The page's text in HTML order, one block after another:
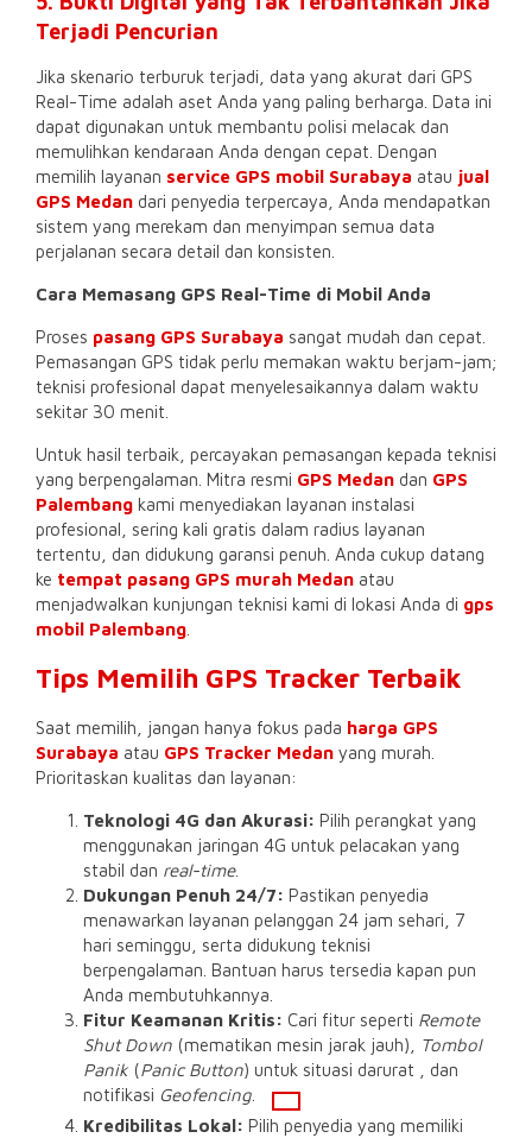
Terjadi Pencurian
Jika skenario terburuk terjadi, data yang akurat dari GPS
Real-Time adalah aset Anda yang paling berharga. Data ini
dapat digunakan untuk membantu polisi melacak dan
memulihkan kendaraan Anda dengan cepat. Dengan
memilih layanan service GPS mobil Surabaya atau jual
GPS Medan dari penyedia terpercaya, Anda mendapatkan
sistem yang merekam dan menyimpan semua data
perjalanan secara detail dan konsisten.
Cara Memasang GPS Real-Time di Mobil Anda
Proses pasang GPS Surabaya sangat mudah dan cepat.
Pemasangan GPS tidak perlu memakan waktu berjam-jam;
teknisi profesional dapat menyelesaikannya dalam waktu
sekitar 30 menit.
Untuk hasil terbaik, percayakan pemasangan kepada teknisi
yang berpengalaman. Mitra resmi GPS Medan dan GPS
Palembang kami menyediakan layanan instalasi
profesional, sering kali gratis dalam radius layanan
tertentu, dan didukung garansi penuh. Anda cukup datang
ke tempat pasang GPS murah Medan atau
menjadwalkan kunjungan teknisi kami di lokasi Anda di gps
mobil Palembang
Tips Memilih GPS Tracker Terbaik
Saat memilih, jangan hanya fokus pada harga GPS
Surabaya atau GPS Tracker Medan yang murah.
Prioritaskan kualitas dan layanan:
Teknologi 4G dan Akurasi: Pilih perangkat yang
menggunakan jaringan 4G untuk pelacakan yang
stabil dan real-time.
Dukungan Penuh 24/7: Pastikan penyedia
menawarkan layanan pelanggan 24 jam sehari, 7
hari seminggu, serta didukung teknisi
berpengalaman. Bantuan harus tersedia kapan pun
Anda membutuhkannya.
Fitur Keamanan Kritis: Cari fitur seperti Remote
Shut Down (mematikan mesin jarak jauh),
Tombol
Panik (Panic Button) untuk situasi darurat , dan
notifikasi Geofencing
Kredibilitas Lokal: Pilih penyedia yang memiliki